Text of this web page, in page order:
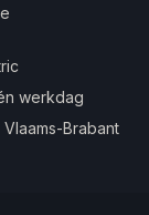
werkdag
Brabant